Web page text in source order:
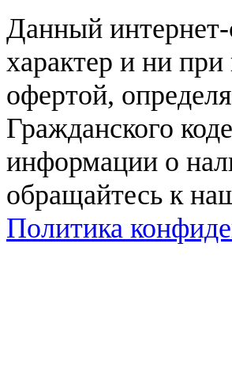
Данный
характер и ни
офертой,
Гражданского
информации о
обращайтесь к
Политика